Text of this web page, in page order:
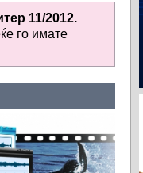
11/2012.
го имате